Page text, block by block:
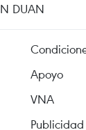
DUAN
Apoyo
VNA
Publicidad